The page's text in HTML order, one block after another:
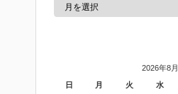
2026年8月
日
月 火 水